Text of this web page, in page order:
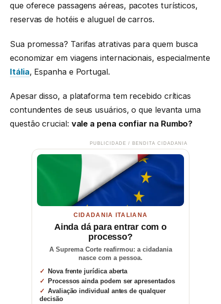
que oferece passagens aéreas, pacotes turísticos,
reservas de hotéis e aluguel de carros.
Sua promessa? Tarifas atrativas para quem busca
economizar em viagens internacionais, especialmente
Itália, Espanha e Portugal.
Apesar disso, a plataforma tem recebido críticas
contundentes de seus usuários, o que levanta uma
questão crucial: vale a pena confiar na Rumbo?
PUBLICIDADE / BENDITA CIDADANIA
CIDADANIA ITALIANA
Ainda dá para entrar com o
processo?
A Suprema Corte reafirmou: a cidadania
nasce com a pessoa.
Nova frente jurídica aberta
Processos ainda podem ser apresentados
Avaliação individual antes de qualquer
decisão